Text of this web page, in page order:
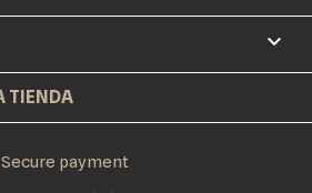

TIENDA
Secure payment